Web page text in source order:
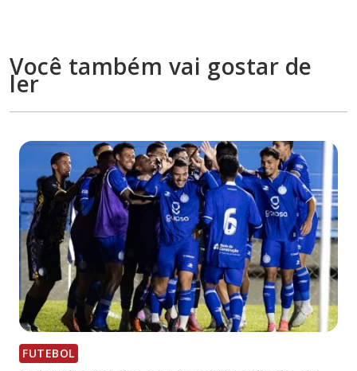
Você também vai gostar de
ler
FUTEBOL